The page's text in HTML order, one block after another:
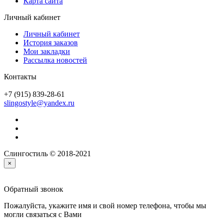
Личный кабинет
Личный кабинет
История заказов
Мои закладки
Рассылка новостей
Контакты
+7 (915) 839-28-61
slingostyle@yandex.ru
Слингостиль © 2018-2021
×
Обратный звонок
Пожалуйста, укажите имя и свой номер телефона, чтобы мы
могли связаться с Вами